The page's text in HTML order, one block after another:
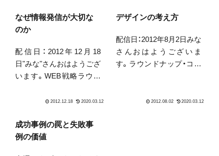
なぜ情報発信が大切な
のか
配信日：2012年12月18
日"みな"さんおはようござ
います。WEB戦略ラウン
日の夜、白菜と豚肉のミル
た。そうです、テレビの
CMでやっているあれで
デザインの考え方
配信日：2012年8月2日みな
さんおはようございま
す。ラウンドナップ・コン
りと、焦げるような暑さが
成功事例の罠と失敗事
例の価値